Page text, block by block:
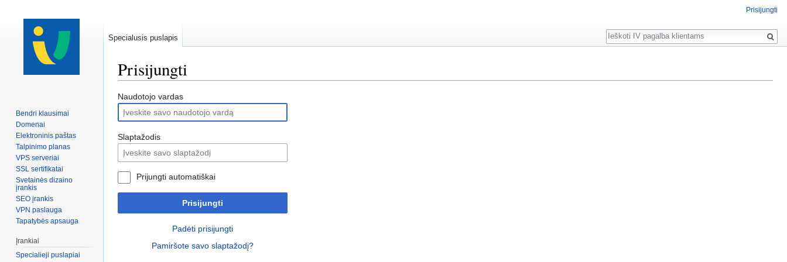
Prisijungti
Naudotojo vardas
Slaptažodis
Prijungti automatiškai
Prisijungti
Padėti prisijungti
Pamiršote savo slaptažodį?
Prisijungti
Specialusis puslapis
Paieška
Bendri klausimai
Domenai
Elektroninis paštas
Talpinimo planas
VPS serveriai
SSL sertifikatai
Svetainės dizaino
įrankis
SEO įrankis
VPN paslauga
Tapatybės apsauga
Įrankiai
Specialieji puslapiai